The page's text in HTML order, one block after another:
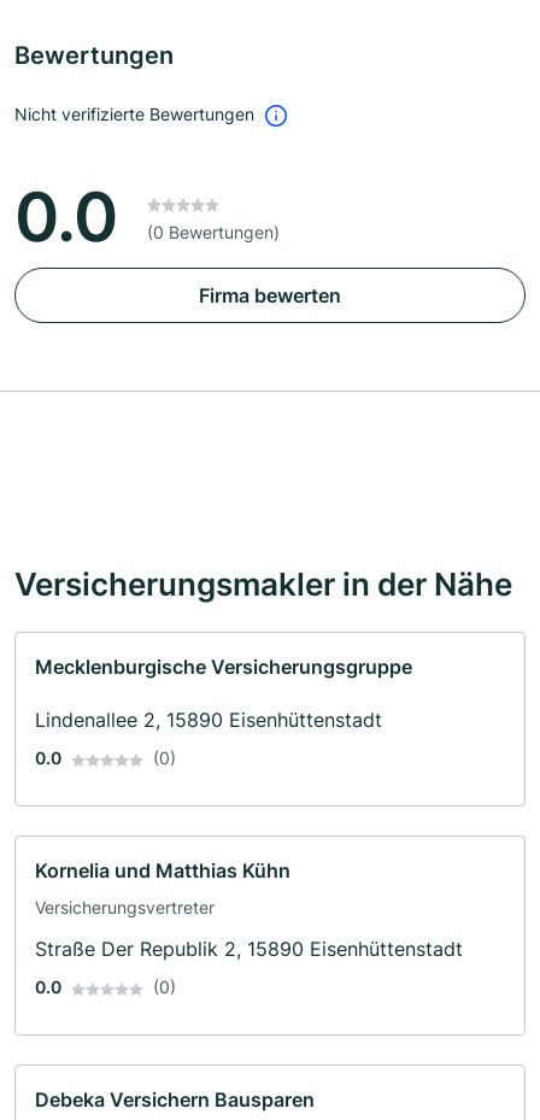
Bewertungen
Nicht verifizierte Bewertungen
0.0 (0 Bewertungen)
Firma bewerten
Versicherungsmakler in der Nähe
Mecklenburgische Versicherungsgruppe
Lindenallee 2, 15890 Eisenhüttenstadt
0.0 (0)
Kornelia und Matthias Kühn
Versicherungsvertreter
Straße Der Republik 2, 15890 Eisenhüttenstadt
0.0 (0)
Debeka Versichern Bausparen